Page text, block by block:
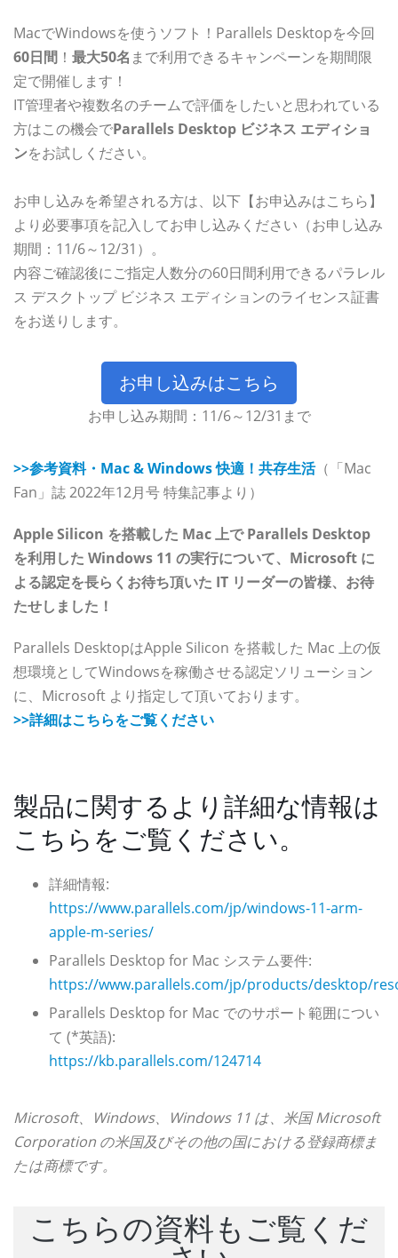
MacでWindowsを使うソフト！Parallels Desktopを今回
60日間 ！ 最大50名 まで利用できるキャンペーンを期間限
定で開催します！
IT管理者や複数名のチームで評価をしたいと思われている
方はこの機会でParallels Desktop ビジネス エディショ
ンをお試しください。
お申し込みを希望される方は、以下【お申込みはこちら】
より必要事項を記入してお申し込みください（お申し込み
期間：11/6～12/31）。
内容ご確認後にご指定人数分の60日間利用できるパラレル
ス デスクトップ ビジネス エディションのライセンス証書
をお送りします。
お申し込みはこちら
お申し込み期間：11/6～12/31まで
>>参考資料・Mac & Windows 快適！共存生活（「Mac
Fan」誌 2022年12月号 特集記事より）
Apple Silicon を搭載した Mac 上で Parallels Desktop
を利用した Windows 11 の実行について、Microsoft に
よる認定を長らくお待ち頂いた IT リーダーの皆様、お待
たせしました！
Parallels DesktopはApple Silicon を搭載した Mac 上の仮
想環境としてWindowsを稼働させる認定ソリューション
に、Microsoft より指定して頂いております。
>>詳細はこちらをご覧ください
製品に関するより詳細な情報は
こちらをご覧ください。
詳細情報:
https://www.parallels.com/jp/windows-11-arm-
apple-m-series/
Parallels Desktop for Mac システム要件:
https://www.parallels.com/jp/products/desktop/
Parallels Desktop for Mac でのサポート範囲につい
て (*英語):
https://kb.parallels.com/124714
Microsoft、Windows、Windows 11 は、米国 Microsoft
Corporation の米国及びその他の国における登録商標ま
たは商標です。
こちらの資料もご覧くだ